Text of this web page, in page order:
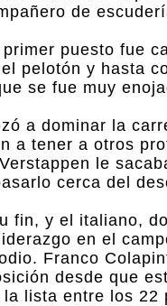
de
puesto fue
pelotón y hasta
se fue muy
a dominar la
a tener a otros
le
cerca del
fin, y el italiano,
en el
Franco
desde que
lista entre los